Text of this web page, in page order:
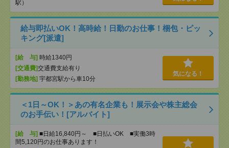
駅）
給与即払いOK！高時給！日勤のお仕事！梱包・ピッ
キング[派遣]
[給 与] 時給1340円
[交通費]交通費支給有り
[勤務地] 宇都宮駅から車10分
気になる！
＜1日～OK！＞あの有名企業も！展示会や株主総会
のお手伝い！[アルバイト]
[給 与] ■日給16,840円～ ■日払いOK ■実働3時
間5,120円のお仕事あります！